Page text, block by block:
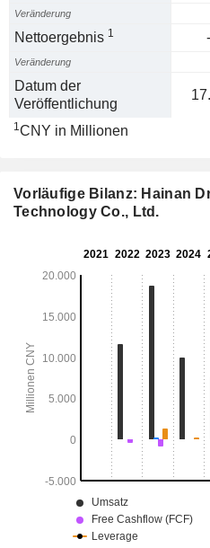
Veränderung
Nettoergebnis 1
Veränderung
Datum der
Veröffentlichung
1CNY in Millionen
Vorläufige Bilanz: Hainan
Technology Co., Ltd.